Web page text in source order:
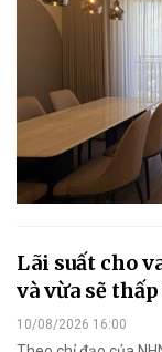
Lãi suất cho
và vừa sẽ
10/08/2026 16:00